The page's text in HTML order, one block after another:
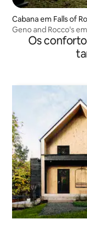
Cabana em Falls of
Geno and Rocco's
Os